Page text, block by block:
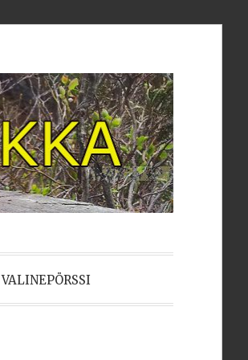
VALINEPÖRSSI